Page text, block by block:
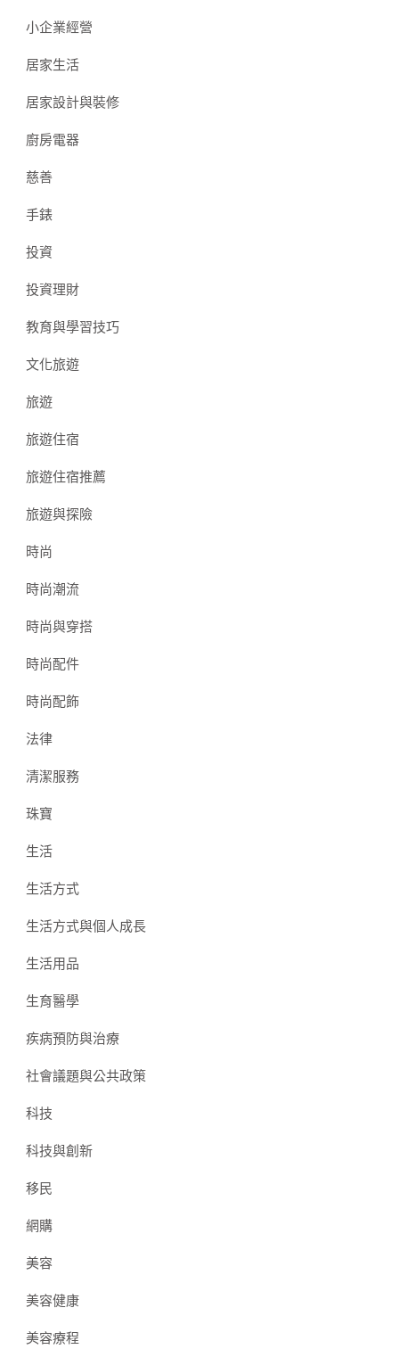
小企業經營
居家生活
居家設計與裝修
廚房電器
慈善
手錶
投資
投資理財
教育與學習技巧
文化旅遊
旅遊
旅遊住宿
旅遊住宿推薦
旅遊與探險
時尚
時尚潮流
時尚與穿搭
時尚配件
時尚配飾
法律
清潔服務
珠寶
生活
生活方式
生活方式與個人成長
生活用品
生育醫學
疾病預防與治療
社會議題與公共政策
科技
科技與創新
移民
網購
美容
美容健康
美容療程